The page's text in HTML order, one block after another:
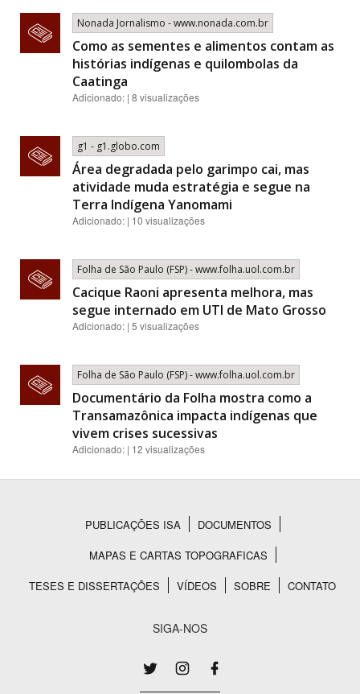
Nonada Jornalismo - www.nonada.com.br
Como as sementes e alimentos contam as
histórias indígenas e quilombolas da
Caatinga
Adicionado: | 8 visualizações
g1 - g1.globo.com
Área degradada pelo garimpo cai, mas
atividade muda estratégia e segue na
Terra Indígena Yanomami
Adicionado: | 10 visualizações
Folha de São Paulo (FSP) - www.folha.uol.com.br
Cacique Raoni apresenta melhora, mas
segue internado em UTI de Mato Grosso
Adicionado: | 5 visualizações
Folha de São Paulo (FSP) - www.folha.uol.com.br
Documentário da Folha mostra como a
Transamazônica impacta indígenas que
vivem crises sucessivas
Adicionado: | 12 visualizações
Rodapé
PUBLICAÇÕES ISA
DOCUMENTOS
MAPAS E CARTAS TOPOGRAFICAS
TESES E DISSERTAÇÕES
VÍDEOS SOBRE CONTATO
SIGA-NOS